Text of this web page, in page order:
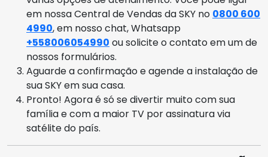
em nossa Central de Vendas da SKY no 0800 600
4990, em nosso chat, Whatsapp
+558006054990 ou solicite o contato em um de
nossos formulários.
Aguarde a confirmação e agende a instalação de
sua SKY em sua casa.
Pronto! Agora é só se divertir muito com sua
família e com a maior TV por assinatura via
satélite do país.